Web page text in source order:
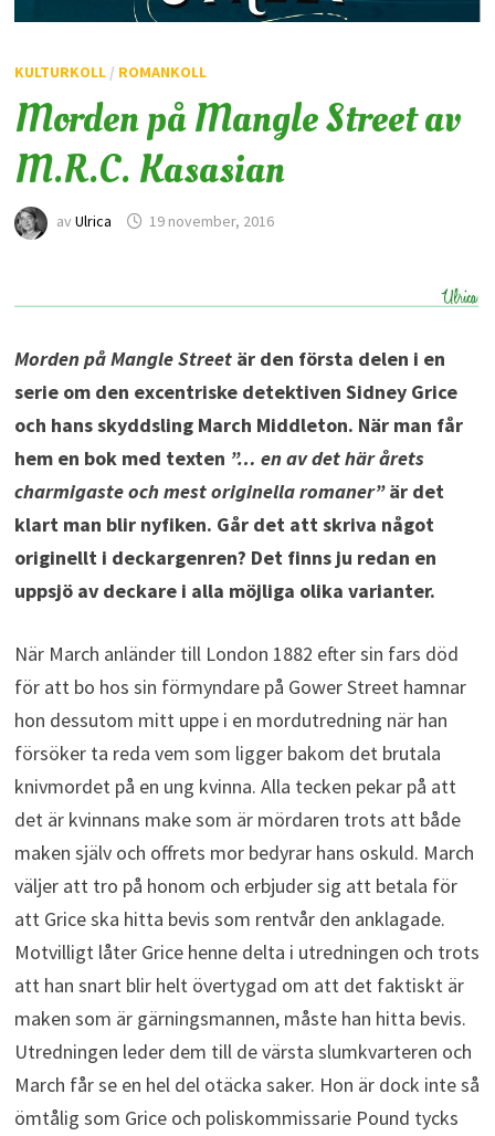
KULTURKOLL/ ROMANKOLL
Morden på Mangle Street av
M.R.C. Kasasian
av Ulrica 19 november, 2016
Morden på Mangle Streetär den första delen i en
serie om den excentriske detektiven Sidney Grice
och hans skyddsling March Middleton. När man får
hem en bok med texten ”… en av det här årets
charmigaste och mest originella romaner”är det
klart man blir nyfiken. Går det att skriva något
originellt i deckargenren? Det finns ju redan en
uppsjö av deckare i alla möjliga olika varianter.
När March anländer till London 1882 efter sin fars död
för att bo hos sin förmyndare på Gower Street hamnar
hon dessutom mitt uppe i en mordutredning när han
försöker ta reda vem som ligger bakom det brutala
knivmordet på en ung kvinna. Alla tecken pekar på att
det är kvinnans make som är mördaren trots att både
maken själv och offrets mor bedyrar hans oskuld. March
väljer att tro på honom och erbjuder sig att betala för
att Grice ska hitta bevis som rentvår den anklagade.
Motvilligt låter Grice henne delta i utredningen och trots
att han snart blir helt övertygad om att det faktiskt är
maken som är gärningsmannen, måste han hitta bevis.
Utredningen leder dem till de värsta slumkvarteren och
March får se en hel del otäcka saker. Hon är dock inte så
ömtålig som Grice och poliskommissarie Pound tycks